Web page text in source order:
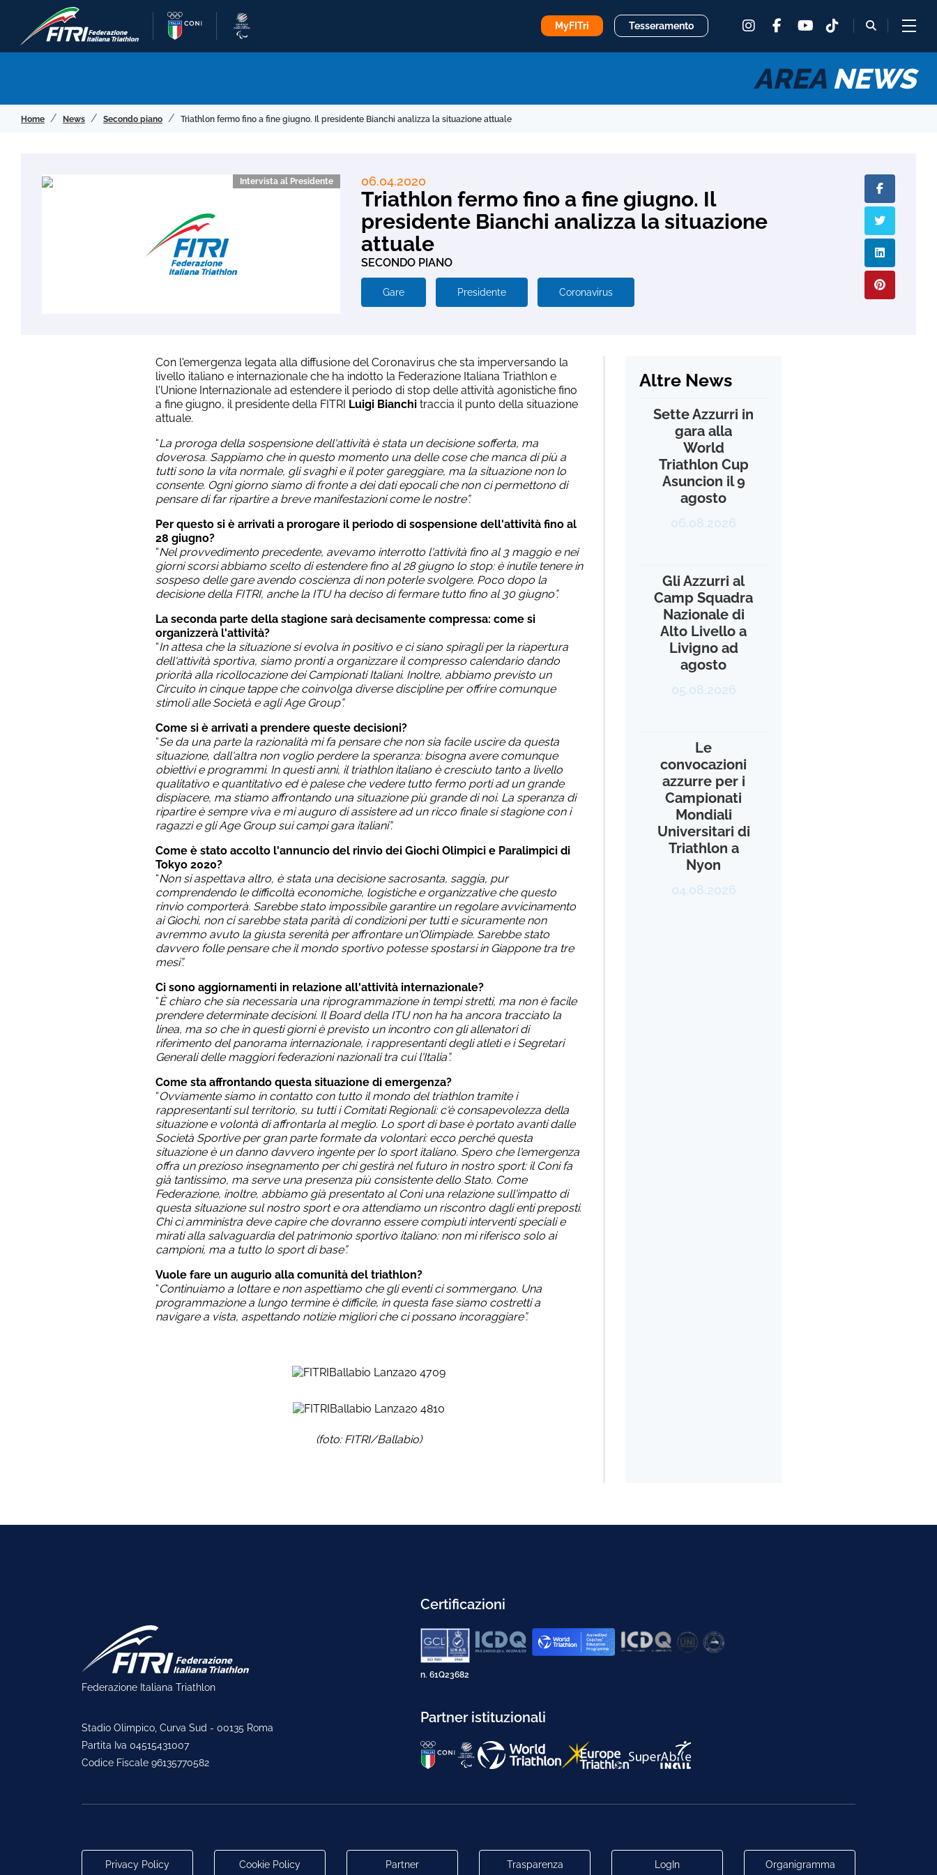
MyFITri Tesseramento instagram
facebooktiktok
glass
AREA NEWS
Home News Secondo piano Triathlon fermo fino a fine giugno. Il presidente Bianchi analizza la situazione attuale
Intervista al Presidente 06.04.2020
Triathlon fermo fino a fine giugno. Il
presidente Bianchi analizza la situazione
attuale
SECONDO PIANO
Gare Presidente Coronavirus
Con l'emergenza legata alla diffusione del Coronavirus che sta imperversando la
livello italiano e internazionale che ha indotto la Federazione Italiana Triathlon e
l'Unione Internazionale ad estendere il periodo di stop delle attività agonistiche fino
a fine giugno, il presidente della FITRI Luigi Bianchitraccia il punto della situazione
attuale.
“La proroga della sospensione dell'attività è stata un decisione sofferta, ma
doverosa. Sappiamo che in questo momento una delle cose che manca di più a
tutti sono la vita normale, gli svaghi e il poter gareggiare, ma la situazione non lo
consente. Ogni giorno siamo di fronte a dei dati epocali che non ci permettono di
pensare di far ripartire a breve manifestazioni come le nostre”.
Per questo si è arrivati a prorogare il periodo di sospensione dell'attività fino al
28 giugno?
“Nel provvedimento precedente, avevamo interrotto l'attività fino al 3 maggio e nei
giorni scorsi abbiamo scelto di estendere fino al 28 giugno lo stop: è inutile tenere in
sospeso delle gare avendo coscienza di non poterle svolgere. Poco dopo la
decisione della FITRI, anche la ITU ha deciso di fermare tutto fino al 30 giugno”.
La seconda parte della stagione sarà decisamente compressa: come si
organizzerà l'attività?
“In attesa che la situazione si evolva in positivo e ci siano spiragli per la riapertura
dell'attività sportiva, siamo pronti a organizzare il compresso calendario dando
priorità alla ricollocazione dei Campionati Italiani. Inoltre, abbiamo previsto un
Circuito in cinque tappe che coinvolga diverse discipline per offrire comunque
stimoli alle Società e agli Age Group”.
Come si è arrivati a prendere queste decisioni?
“Se da una parte la razionalità mi fa pensare che non sia facile uscire da questa
situazione, dall'altra non voglio perdere la speranza: bisogna avere comunque
obiettivi e programmi. In questi anni, il triathlon italiano è cresciuto tanto a livello
qualitativo e quantitativo ed è palese che vedere tutto fermo porti ad un grande
dispiacere, ma stiamo affrontando una situazione più grande di noi. La speranza di
ripartire è sempre viva e mi auguro di assistere ad un ricco finale si stagione con i
ragazzi e gli Age Group sui campi gara italiani”.
Come è stato accolto l'annuncio del rinvio dei Giochi Olimpici e Paralimpici di
Tokyo 2020?
“Non si aspettava altro, è stata una decisione sacrosanta, saggia, pur
comprendendo le difficoltà economiche, logistiche e organizzative che questo
rinvio comporterà. Sarebbe stato impossibile garantire un regolare avvicinamento
ai Giochi, non ci sarebbe stata parità di condizioni per tutti e sicuramente non
avremmo avuto la giusta serenità per affrontare un'Olimpiade. Sarebbe stato
davvero folle pensare che il mondo sportivo potesse spostarsi in Giappone tra tre
mesi”.
Ci sono aggiornamenti in relazione all'attività internazionale?
“È chiaro che sia necessaria una riprogrammazione in tempi stretti, ma non è facile
prendere determinate decisioni. Il Board della ITU non ha ha ancora tracciato la
linea, ma so che in questi giorni è previsto un incontro con gli allenatori di
riferimento del panorama internazionale, i rappresentanti degli atleti e i Segretari
Generali delle maggiori federazioni nazionali tra cui l'Italia”.
Come sta affrontando questa situazione di emergenza?
“Ovviamente siamo in contatto con tutto il mondo del triathlon tramite i
rappresentanti sul territorio, su tutti i Comitati Regionali: c'è consapevolezza della
situazione e volontà di affrontarla al meglio. Lo sport di base è portato avanti dalle
Società Sportive per gran parte formate da volontari: ecco perché questa
situazione è un danno davvero ingente per lo sport italiano. Spero che l'emergenza
offra un prezioso insegnamento per chi gestirà nel futuro in nostro sport: il Coni fa
già tantissimo, ma serve una presenza più consistente dello Stato. Come
Federazione, inoltre, abbiamo già presentato al Coni una relazione sull'impatto di
questa situazione sul nostro sport e ora attendiamo un riscontro dagli enti preposti.
Chi ci amministra deve capire che dovranno essere compiuti interventi speciali e
mirati alla salvaguardia del patrimonio sportivo italiano: non mi riferisco solo ai
campioni, ma a tutto lo sport di base”.
Vuole fare un augurio alla comunità del triathlon?
“Continuiamo a lottare e non aspettiamo che gli eventi ci sommergano. Una
programmazione a lungo termine è difficile, in questa fase siamo costretti a
navigare a vista, aspettando notizie migliori che ci possano incoraggiare”.
(foto: FITRI/Ballabio)
Altre News
Sette Azzurri in
gara alla
World
Triathlon Cup
Asuncion il 9
agosto
06.08.2026
Gli Azzurri al
Camp Squadra
Nazionale di
Alto Livello a
Livigno ad
agosto
05.08.2026
Le
convocazioni
azzurre per i
Campionati
Mondiali
Universitari di
Triathlon a
Nyon
04.08.2026
Federazione Italiana Triathlon
Stadio Olimpico, Curva Sud - 00135 Roma
Partita Iva 04515431007
Codice Fiscale 96135770582
Certificazioni
n. 61Q23682
Partner istituzionali
Privacy Policy Cookie Policy Partner Trasparenza LogIn Organigramma